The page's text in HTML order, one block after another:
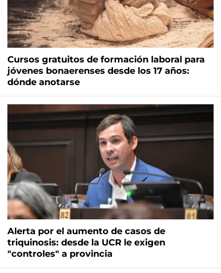
Cursos gratuitos de formación laboral para
jóvenes bonaerenses desde los 17 años:
dónde anotarse
Alerta por el aumento de casos de
triquinosis: desde la UCR le exigen
"controles" a provincia